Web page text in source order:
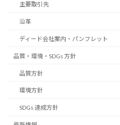
主要取引先
沿革
ディード会社案内・パンフレット
品質・環境・SDGs 方針
品質方針
環境方針
SDGs 達成方針